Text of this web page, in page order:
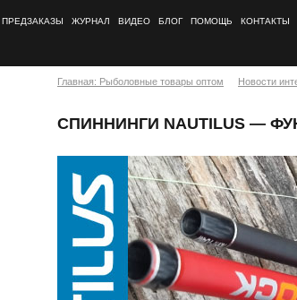
ПРЕДЗАКАЗЫ ЖУРНАЛ ВИДЕО БЛОГ ПОМОЩЬ КОНТАКТЫ
Главная: Рыболовные товары оптом Новости
СПИННИНГИ NAUTILUS —